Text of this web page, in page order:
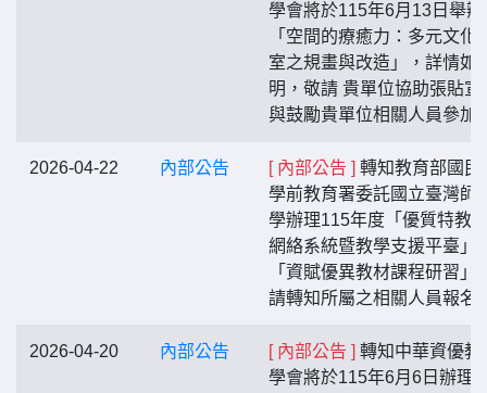
學會將於115年6月13日舉辦
「空間的療癒力：多元文化
室之規畫與改造」，詳情如
明，敬請 貴單位協助張貼宣
與鼓勵貴單位相關人員參加
2026-04-22 內部公告 [ 內部公告 ] 轉知教育部國民
學前教育署委託國立臺灣師
學辦理115年度「優質特教
網絡系統暨教學支援平臺」
「資賦優異教材課程研習」
請轉知所屬之相關人員報名
2026-04-20 內部公告 [ 內部公告 ] 轉知中華資優教
學會將於115年6月6日辦理